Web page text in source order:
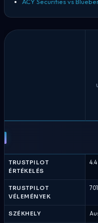
Securities
vs
Global
Prime
Bróker
összehasonlítás
Augusztus
TRUSTPILOT
ÉRTÉKELÉS
4.4
TRUSTPILOT
VÉLEMÉNYEK
701
SZÉKHELY